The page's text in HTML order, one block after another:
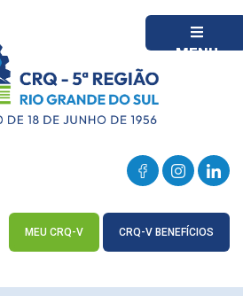
MENU
MEU CRQ-V CRQ-V BENEFÍCIOS